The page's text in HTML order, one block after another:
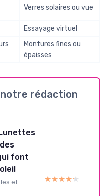
Verres solaires ou vue
Essayage virtuel
Montures fines ou
épaisses
rédaction
font
et
★★★★★
★★★★★